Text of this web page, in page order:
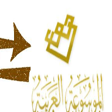
الحكم، الأدلة، تنظيم
له الفضل بأنه حرر
- هل تعلم أن المرجان
من مادة كربونات
أجود أنواعه، ويمتاز